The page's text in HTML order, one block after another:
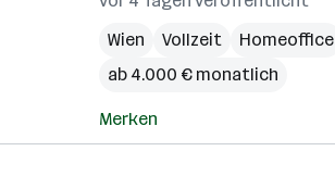
Wien
Vollzeit
Homeoffice
ab 4.000 € monatlich
Merken